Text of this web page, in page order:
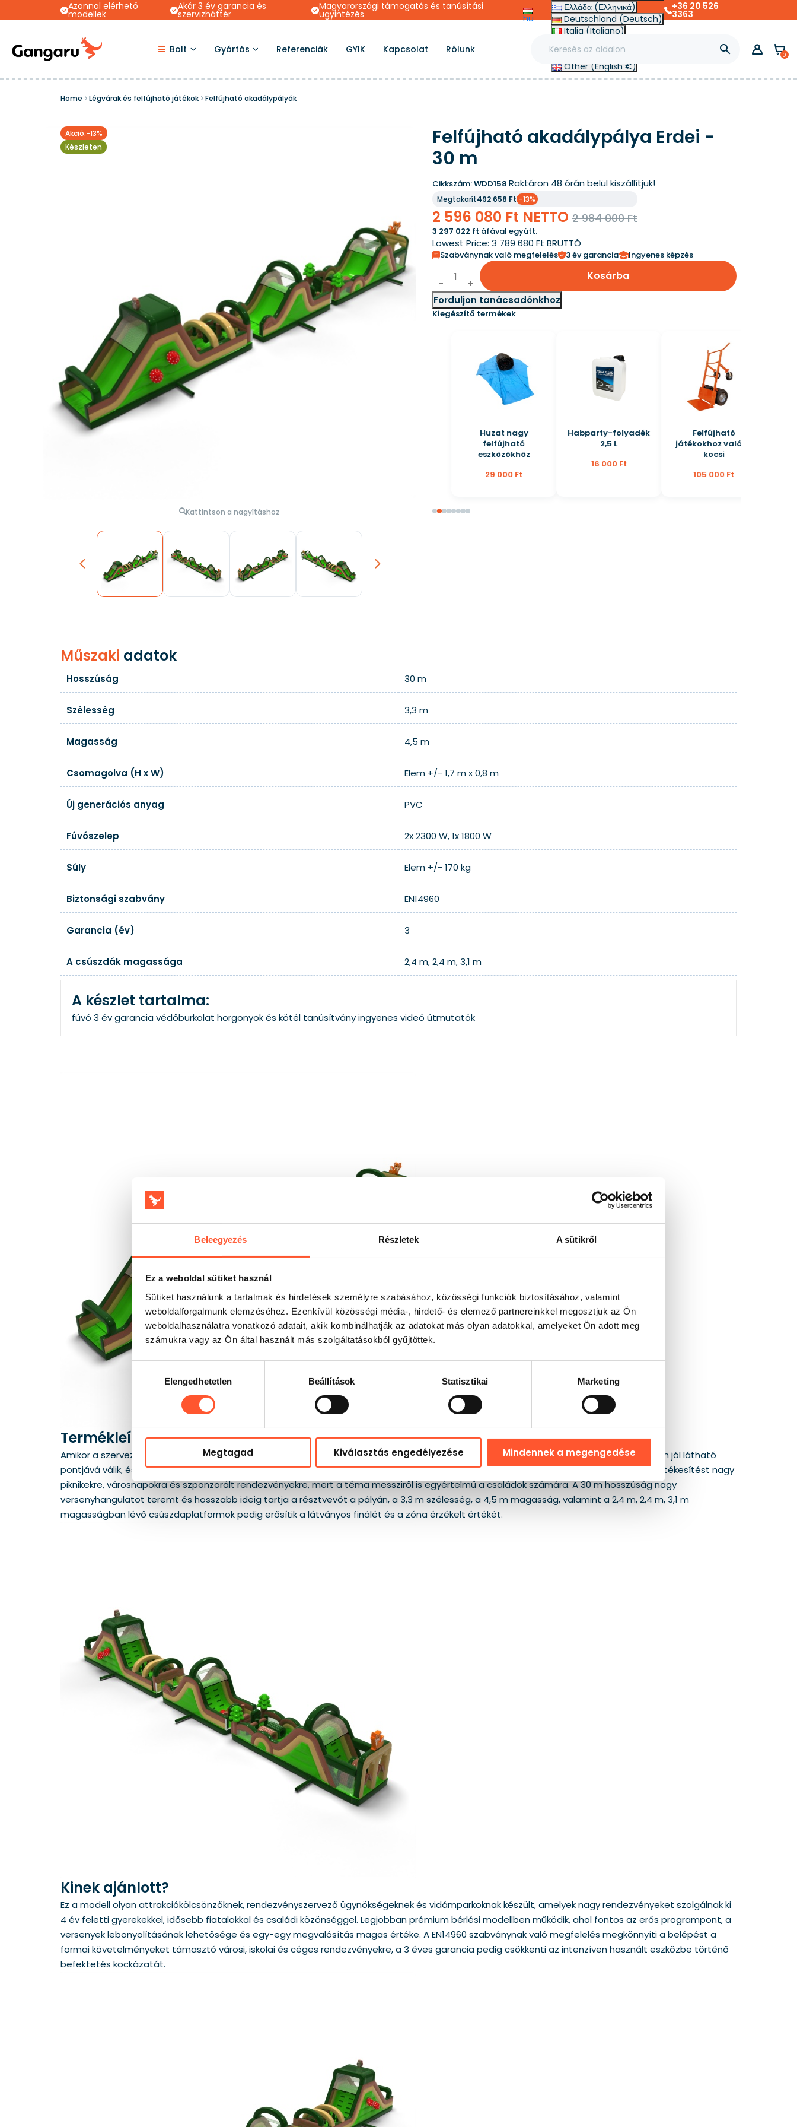
Beleegyezés Részletek A sütikről
Ez a weboldal sütiket használ
Sütiket használunk a tartalmak és hirdetések személyre szabásához, közösségi funkciók biztosításához, valamint
weboldalforgalmunk elemzéséhez. Ezenkívül közösségi média-, hirdető- és elemező partnereinkkel megosztjuk az Ön
weboldalhasználatra vonatkozó adatait, akik kombinálhatják az adatokat más olyan adatokkal, amelyeket Ön adott meg
számukra vagy az Ön által használt más szolgáltatásokból gyűjtöttek.
kiválasztásaElengedhetetlen Beállítások Statisztikai Marketing
Megtagad Kiválasztás engedélyezése Mindennek a megengedése
Azonnal elérhető
modellek
Akár 3 év garancia és
szervizháttér
Magyarországi támogatás és tanúsítási
ügyintézés hu
Ελλάδα (Ελληνικά)
Deutschland (Deutsch)
Italia (Italiano)
Slovensko (Slovenčina)
France (Français)
Other (English €)
+36 20 526
3363
Bolt Gyártás Referenciák GYIK Kapcsolat Rólunk  0
Home Légvárak és felfújható játékok Felfújható akadálypályák
Akció:-13%
Készleten
Kattintson a nagyításhoz
Previous
Felfújható akadálypálya Erdei -
30 m
Cikkszám:WDD158 Raktáron 48 órán belül kiszállítjuk!
Megtakarít492 658 Ft -13%
2 596 080 Ft NETTO 2 984 000 Ft
3 297 022 ft áfával együtt.
Lowest Price: 3 789 680 Ft BRUTTÓ
Szabványnak való megfelelés 3 év garancia Ingyenes képzés
Kosárba
Forduljon tanácsadónkhoz
Kiegészítő termékek
Huzat nagy
felfújható
eszközökhöz
29 000 Ft
Habparty-folyadék
16 000 Ft
Felfújható
játékokhoz való XL
105 000 Ft
Műszaki adatok
Hosszúság 30 m
Szélesség 3,3 m
Magasság 4,5 m
Csomagolva (H x W) Elem +/- 1,7 m x 0,8 m
Új generációs anyag PVC
Fúvószelep 2x 2300 W, 1x 1800 W
Súly Elem +/- 170 kg
Biztonsági szabvány EN14960
Garancia (év) 3
A csúszdák magassága 2,4 m, 2,4 m, 3,1 m
A készlet tartalma:
fúvó 3 év garanciavédőburkolat horgonyok és kötél tanúsítványingyenes videó útmutatók
Termékleírás
Amikor a szervezőnek olyan attrakcióra van szüksége, amely azonnal felépíti a rendezvény méretérzetét, a hosszú erdei pálya a program jól látható
pontjává válik, és önmagában is érdeklődést generál a résztvevők körében. A fák, fatörzsek és erdei állatok motívuma megkönnyíti az értékesítést nagy
piknikekre, városnapokra és szponzorált rendezvényekre, mert a téma messziről is egyértelmű a családok számára. A 30 m hosszúság nagy
versenyhangulatot teremt és hosszabb ideig tartja a résztvevőt a pályán, a 3,3 m szélesség, a 4,5 m magasság, valamint a 2,4 m, 2,4 m, 3,1 m
magasságban lévő csúszdaplatformok pedig erősítik a látványos finálét és a zóna érzékelt értékét.
Kinek ajánlott?
Ez a modell olyan attrakciókölcsönzőknek, rendezvényszervező ügynökségeknek és vidámparkoknak készült, amelyek nagy rendezvényeket szolgálnak ki
4 év feletti gyerekekkel, idősebb fiatalokkal és családi közönséggel. Legjobban prémium bérlési modellben működik, ahol fontos az erős programpont, a
versenyek lebonyolításának lehetősége és egy-egy megvalósítás magas értéke. A EN14960 szabványnak való megfelelés megkönnyíti a belépést a
formai követelményeket támasztó városi, iskolai és céges rendezvényekre, a 3 éves garancia pedig csökkenti az intenzíven használt eszközbe történő
befektetés kockázatát.